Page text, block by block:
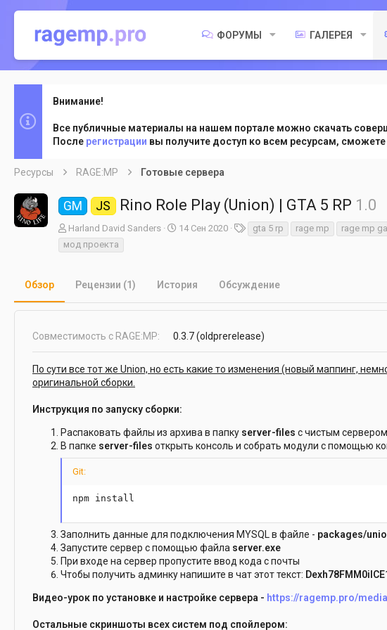
ФОРУМЫ ГАЛЕРЕЯ
Внимание!
Все публичные материалы на нашем портале можно скачать
После регистрации вы получите доступ ко всем ресурсам,
Ресурсы RAGE:MP Готовые сервера
GM JS Rino Role Play (Union) | GTA 5 RP 1.0
А
в
т
Harland David Sanders
Д
о
з
н
и
я
14 Сен 2020
е
gta 5 rp rage mp rage mp
мод проекта
Обзор Рецензии (1) История Обсуждение
Совместимость с RAGE:MP 0.3.7 (oldprerelease)
По сути все тот же Union, но есть какие то изменения (новый маппинг,
оригинальной сборки.
Инструкция по запуску сборки:
Распаковать файлы из архива в папку server-files с чистым сервером
В папке server-files открыть консоль и собрать модули с помощью
Git:
npm install
Заполнить данные для подключения MYSQL в файле - packages/
Запустите сервер с помощью файла server.exe
При входе на сервер пропустите ввод кода с почты
Чтобы получить админку напишите в чат этот текст:
Видео-урок по установке и настройке сервера - https://ragemp.pro/
Остальные скриншоты всех систем под спойлером: